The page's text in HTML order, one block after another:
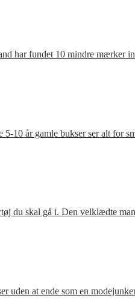
har fundet 10 mindre mærker
10 år gamle bukser ser alt for
du skal gå i. Den velklædte
uden at ende som en